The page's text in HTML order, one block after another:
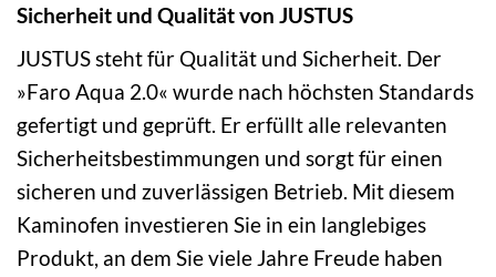
Sicherheit und Qualität von JUSTUS
JUSTUS steht für Qualität und Sicherheit. Der
»Faro Aqua 2.0« wurde nach höchsten Standards
gefertigt und geprüft. Er erfüllt alle relevanten
Sicherheitsbestimmungen und sorgt für einen
sicheren und zuverlässigen Betrieb. Mit diesem
Kaminofen investieren Sie in ein langlebiges
Produkt, an dem Sie viele Jahre Freude haben